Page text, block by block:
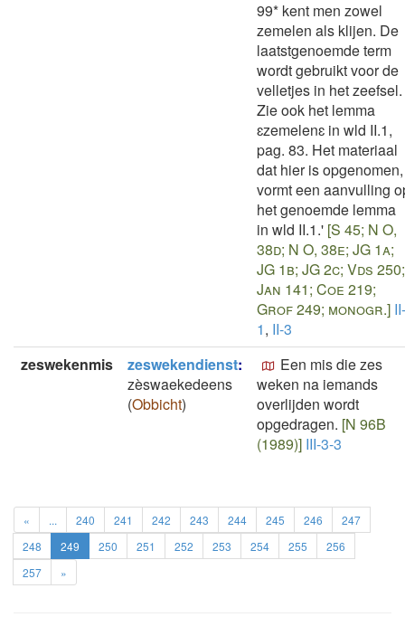
99* kent men zowel
zemelen als klijen. De
laatstgenoemde term
wordt gebruikt voor de
velletjes in het zeefsel.
Zie ook het lemma
ɛzemelenɛ in wld II.1,
pag. 83. Het materiaal
dat hier is opgenomen,
vormt een aanvulling
het genoemde lemma
in wld II.1.' [S 45; N O,
38d; N O, 38e; JG 1a;
JG 1b; JG 2c; Vds 250;
Jan 141; Coe 219;
Grof 249; monogr.] II-
1, II-3
zeswekenmis
zeswekendienst:
zèswaekedeens
(Obbicht)
Een mis die zes
weken na iemands
overlijden wordt
opgedragen. [N 96B
(1989)] III-3-3
« ... 240 241 242 243 244 245 246
247
248
249 250 251 252 253 254 255
256
257
»